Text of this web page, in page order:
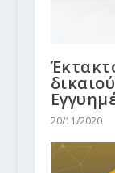
20/11/2020